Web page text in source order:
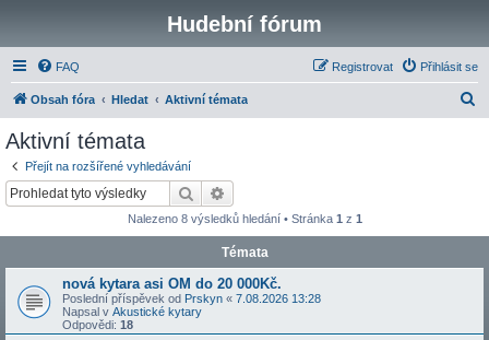
Hudební fórum
FAQ Přihlásit se
Registrovat
Obsah fóra Hledat Aktivní témata
Aktivní témata
Přejít na rozšířené vyhledávání
Hledat
Nalezeno 8 výsledků hledání • Stránka 1 z 1
Témata
nová kytara asi OM do 20 000Kč.
Poslední příspěvek od Prskyn « 7.08.2026 13:28
Napsal v Akustické kytary
Odpovědi: 18